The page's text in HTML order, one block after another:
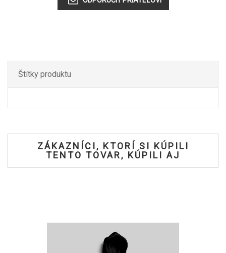
Štítky produktu
ZÁKAZNÍCI, KTORÍ SI KÚPILI
TENTO TOVAR, KÚPILI AJ